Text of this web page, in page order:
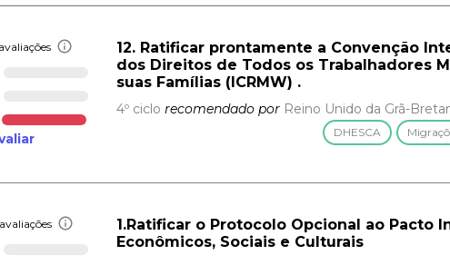
avaliações
12. Ratificar prontamente a Convenção
dos Direitos de Todos os Trabalhadores
suas Famílias (ICRMW) .
4º ciclo recomendado por Reino Unido da Grã-
DHESCA
avaliações
1.Ratificar o Protocolo Opcional ao Pacto
Econômicos, Sociais e Culturais